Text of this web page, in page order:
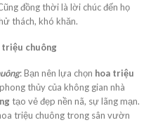
đồng thời là lời chúc đến họ
thách, khó khăn.
triệu chuông
: Bạn nên lựa chọn hoa triệu
thủy của không gian nhà
tạo vẻ đẹp nền nã, sự lãng mạn.
triệu chuông trong sân vườn